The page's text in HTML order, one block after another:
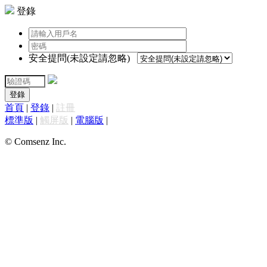
登錄
安全提問(未設定請忽略)
登錄
首頁 | 登錄 | 註冊
標準版 | 觸屏版 | 電腦版 |
© Comsenz Inc.